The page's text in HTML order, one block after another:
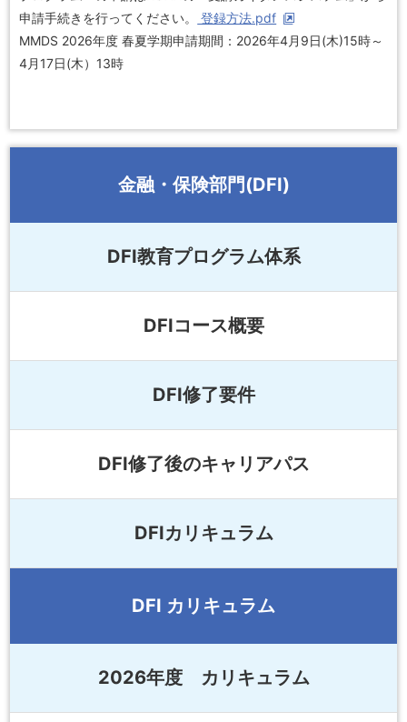
申請手続きを行ってください。
登録方法.pdf
MMDS 2026年度 春夏学期申請期間：2026年4月9日(木)15時～
4月17日(木）13時
金融・保険部門(DFI)
DFI教育プログラム体系
DFIコース概要
DFI修了要件
DFI修了後のキャリアパス
DFIカリキュラム
DFI カリキュラム
2026年度 カリキュラム